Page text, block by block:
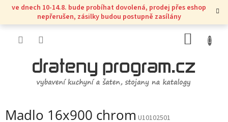
Přejít
obsah
ve dnech 10-14.8. bude probíhat dovolená, prodej přes eshop
nepřerušen, zásilky budou postupně zasílány
KOŠÍK
Madlo 16x900 chrom U10102501